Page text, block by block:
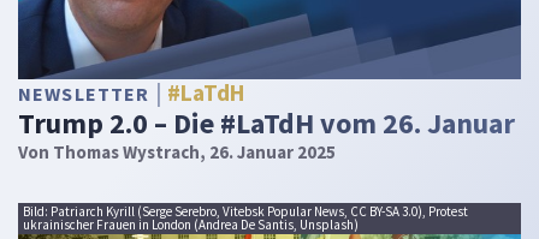
NEWSLETTER #LaTdH
Trump 2.0 – Die #LaTdH vom 26. Januar
Von Thomas Wystrach, 26. Januar 2025
Bild: Patriarch Kyrill (Serge Serebro, Vitebsk Popular News, CC BY-SA 3.0), Protest
ukrainischer Frauen in London (Andrea De Santis, Unsplash)